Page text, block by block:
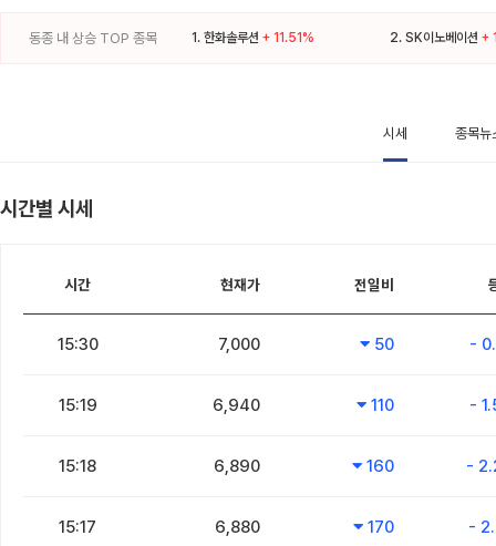
동종 내 상승 TOP 종목 1. 한화솔루션 + 11.51% 2. SK이노베이션 +
시세 종목뉴